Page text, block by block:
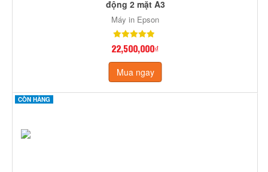
động 2 mặt A3
Máy in Epson
22,500,000₫
Mua ngay
CÒN HÀNG